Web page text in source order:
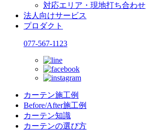
対応エリア・現地打ち合わせ
法人向けサービス
プロダクト
077-567-1123
カーテン施工例
Before/After施工例
カーテン知識
カーテンの選び方